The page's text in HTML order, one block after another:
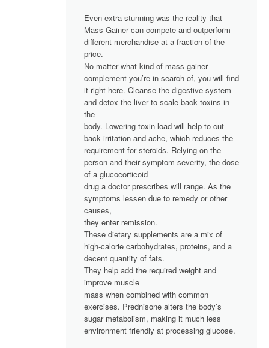
Even extra stunning was the reality that
Mass Gainer can compete and outperform
different merchandise at a fraction of the
price.
No matter what kind of mass gainer
complement you’re in search of, you will find
it right here. Cleanse the digestive system
and detox the liver to scale back toxins in
the
body. Lowering toxin load will help to cut
back irritation and ache, which reduces the
requirement for steroids. Relying on the
person and their symptom severity, the dose
of a glucocorticoid
drug a doctor prescribes will range. As the
symptoms lessen due to remedy or other
causes,
they enter remission.
These dietary supplements are a mix of
high-calorie carbohydrates, proteins, and a
decent quantity of fats.
They help add the required weight and
improve muscle
mass when combined with common
exercises. Prednisone alters the body’s
sugar metabolism, making it much less
environment friendly at processing glucose.